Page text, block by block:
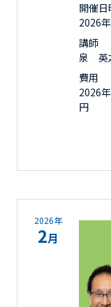
開催日
2026
講師
泉 英
費用
2026
円
2026年
2月